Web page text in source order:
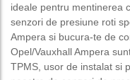
ideale pentru mentinerea
senzori de presiune roti
Ampera si bucura-te de
Opel/Vauxhall Ampera
TPMS, usor de instalat si